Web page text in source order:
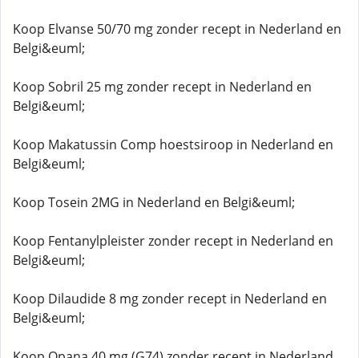
Koop Elvanse 50/70 mg zonder recept in Nederland en
Belgi&euml;
Koop Sobril 25 mg zonder recept in Nederland en
Belgi&euml;
Koop Makatussin Comp hoestsiroop in Nederland en
Belgi&euml;
Koop Tosein 2MG in Nederland en Belgi&euml;
Koop Fentanylpleister zonder recept in Nederland en
Belgi&euml;
Koop Dilaudide 8 mg zonder recept in Nederland en
Belgi&euml;